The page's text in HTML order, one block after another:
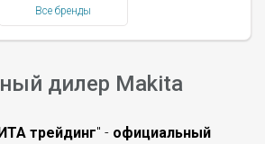
Все бренды
дилер Makita
трейдинг" - официальный